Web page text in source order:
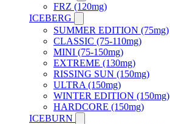
FRZ (120mg)
ICEBERG
SUMMER EDITION (75mg)
CLASSIC (75-110mg)
MINI (75-150mg)
EXTREME (130mg)
RISSING SUN (150mg)
ULTRA (150mg)
WINTER EDITION (150mg)
HARDCORE (150mg)
ICEBURN